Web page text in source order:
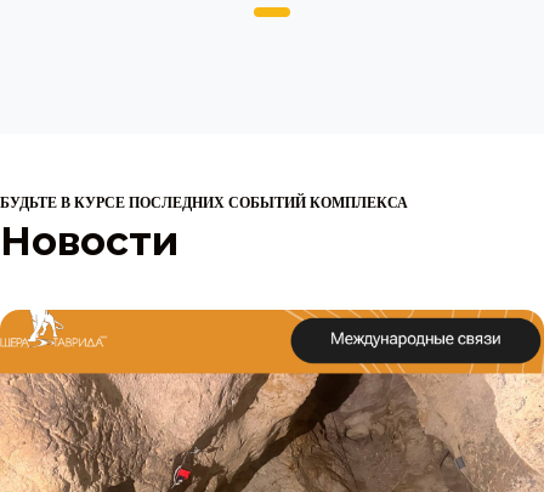
БУДЬТЕ В КУРСЕ ПОСЛЕДНИХ СОБЫТИЙ КОМПЛЕКСА
Новости
Slide 2 of 3